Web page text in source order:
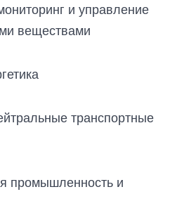
и управление
веществами
транспортные
и